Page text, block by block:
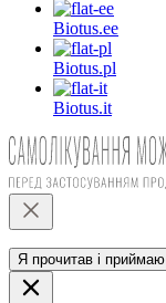
Biotus.ee
Biotus.pl
Biotus.it
Я прочитав і приймаю